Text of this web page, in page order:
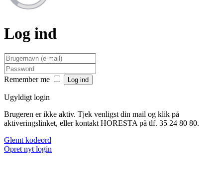
Log ind
Remember me
Ugyldigt login
Brugeren er ikke aktiv. Tjek venligst din mail og klik på
aktiveringslinket, eller kontakt HORESTA på tlf. 35 24 80 80.
Glemt kodeord
Opret nyt login